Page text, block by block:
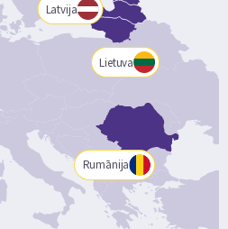
Latvija
Lietuva
Rumānija